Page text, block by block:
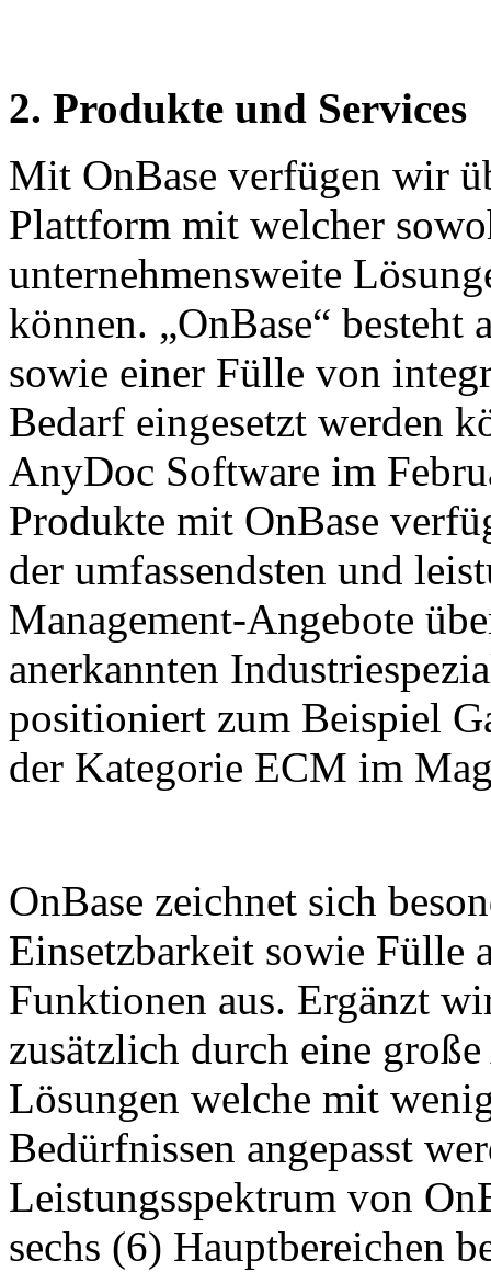
2. Produkte und Services
Mit OnBase verfügen wir
Plattform mit welcher
unternehmensweite
können. „OnBase“ besteht
sowie einer ­Fülle von
Bedarf eingesetzt werden
AnyDoc Software im
Produkte mit OnBase
der umfassendsten und
Management-Angebote
anerkannten
positioniert zum Beispiel
der Kategorie ECM im
OnBase zeichnet sich
Einsetzbarkeit sowie Fülle
Funktionen aus. Ergänzt
zusätzlich durch eine
Lösungen welche mit
Bedürfnissen angepasst
Leistungsspektrum von
sechs (6) Hauptbereichen